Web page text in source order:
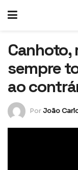
Canhoto,
sempre
ao
PorJoão